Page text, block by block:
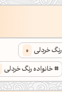
خردلی 0
خانواده رنگ خردلی